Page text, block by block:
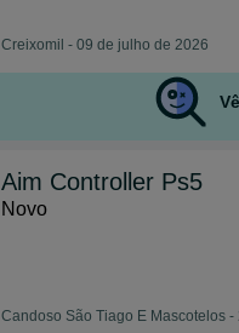
Creixomil - 09 de julho de 2026
Aim Controller Ps5
Novo
Candoso São Tiago E Mascotelos